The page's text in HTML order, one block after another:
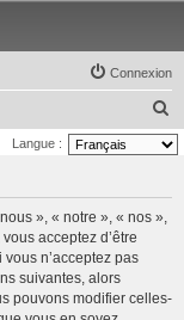
Connexion
e
Langue :
», « notre », « nos »,
acceptez d’être
n’acceptez pas
suivantes, alors
pouvons modifier celles-